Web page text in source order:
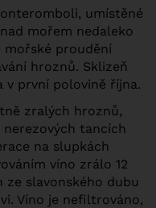
umístěné
mořem nedaleko
mořské proudění
hroznů. Sklizeň
v první polovině října.
zralých hroznů,
tancích
na slupkách
víno zrálo 12
ze slavonského dubu
Víno je nefiltrováno,